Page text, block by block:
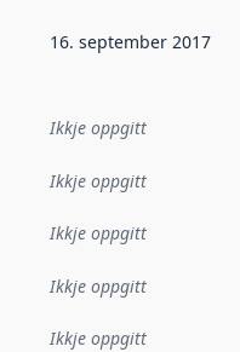
Denne datoen seier når
16. september 2017
Ikkje oppgitt
Ikkje oppgitt
Ikkje oppgitt
Ikkje oppgitt
Ikkje oppgitt